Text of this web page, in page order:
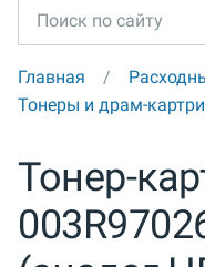
Главная
Тонеры и драм-
Тонер-